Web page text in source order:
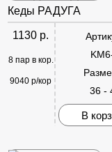
Кеды РАДУГА
1130 р.
8 пар в кор.
9040 р/кор
36 -
В